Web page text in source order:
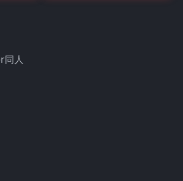
同人